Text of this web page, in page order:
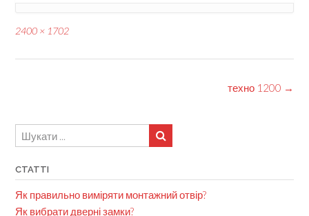
Full
2400 × 1702
техно 1200 →
СТАТТІ
Як правильно виміряти монтажний отвір?
Як вибрати дверні замки?